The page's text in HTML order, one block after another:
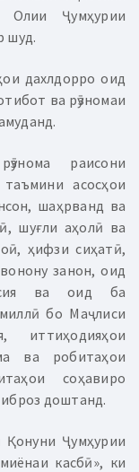
Олии Ҷумҳурии
шуд.
дахлдорро оид
ва рӯзномаи
раисони
асосҳои
шаҳрванд ва
шуғли аҳолӣ ва
ҳифзи сиҳатӣ,
занон, оид
ва оид ба
бо Маҷлиси
иттиҳодияҳои
ва робитаҳои
соҳавиро
доштанд.
Қонуни Ҷумҳурии
касбӣ», ки